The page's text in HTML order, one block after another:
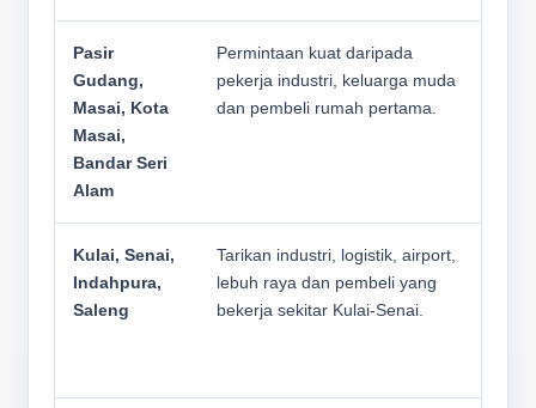
Pasir
Gudang,
Masai, Kota
Masai,
Bandar Seri
Alam
Permintaan kuat daripada
pekerja industri, keluarga muda
dan pembeli rumah pertama.
Kulai, Senai,
Indahpura,
Saleng
Tarikan industri, logistik, airport,
lebuh raya dan pembeli yang
bekerja sekitar Kulai-Senai.